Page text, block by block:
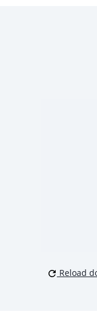
Reload